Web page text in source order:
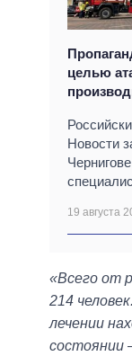
целью
Новости
19 августа
«Всего от
214
лечении
состоянии